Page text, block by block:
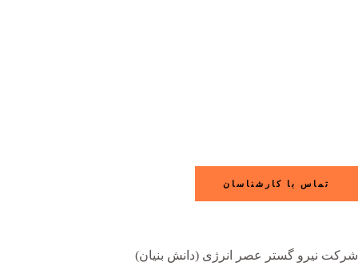
تماس با کارشناسان
شرکت نیرو گستر عصر انرژی (دانش بنیان)